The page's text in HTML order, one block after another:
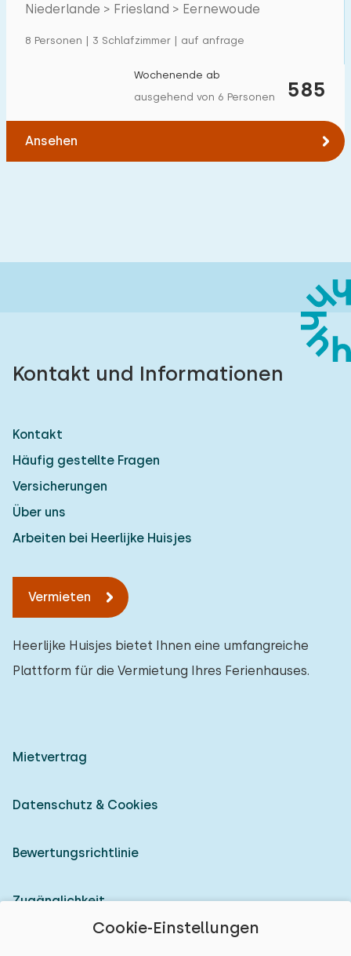
Cookie-Einstellungen
Zugänglichkeit
Eingeschränkte Mobilität
Rollstuhlgerecht
Hilfsmittel
Niederlande > Friesland > Eernewoude
8 Personen | 3 Schlafzimmer | auf anfrage
585
Wochenende ab
ausgehend von 6 Personen
Ansehen
Kontakt und Informationen
Kontakt
Häufig gestellte Fragen
Versicherungen
Über uns
Arbeiten bei Heerlijke Huisjes
Vermieten
Heerlijke Huisjes bietet Ihnen eine umfangreiche
Plattform für die Vermietung Ihres Ferienhauses.
Mietvertrag
Datenschutz & Cookies
Bewertungsrichtlinie
Zugänglichkeit